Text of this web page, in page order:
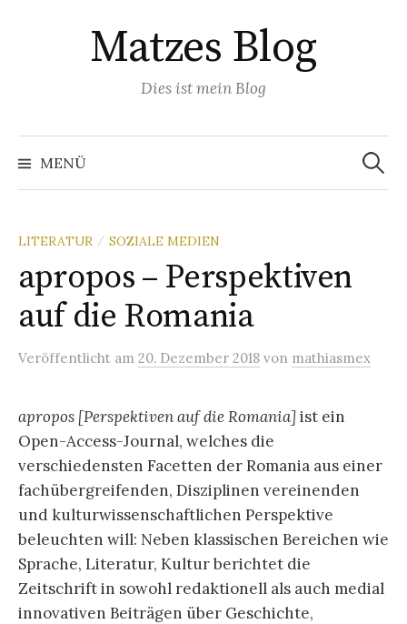
Matzes Blog
Dies ist mein Blog
MENÜ
Suchen
nach:
LITERATUR / SOZIALE MEDIEN
apropos – Perspektiven
auf die Romania
Veröffentlicht am 20. Dezember 2018 von mathiasmex
apropos [Perspektiven auf die Romania]ist ein
Open-Access-Journal, welches die
verschiedensten Facetten der Romania aus einer
fachübergreifenden, Disziplinen vereinenden
und kulturwissenschaftlichen Perspektive
beleuchten will: Neben klassischen Bereichen wie
Sprache, Literatur, Kultur berichtet die
Zeitschrift in sowohl redaktionell als auch medial
innovativen Beiträgen über Geschichte,